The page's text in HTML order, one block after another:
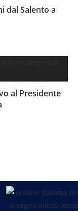
dal Salento a
al Presidente